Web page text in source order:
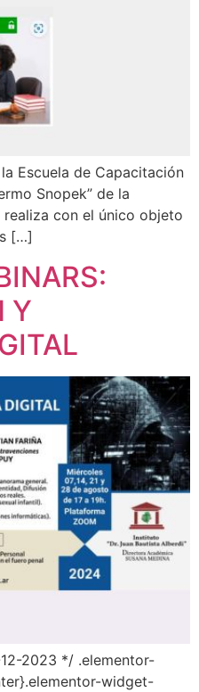
Escuela de Capacitación
Snopek” de la
con el único objeto
[…]
Y
2023 */ .elementor-
widget-